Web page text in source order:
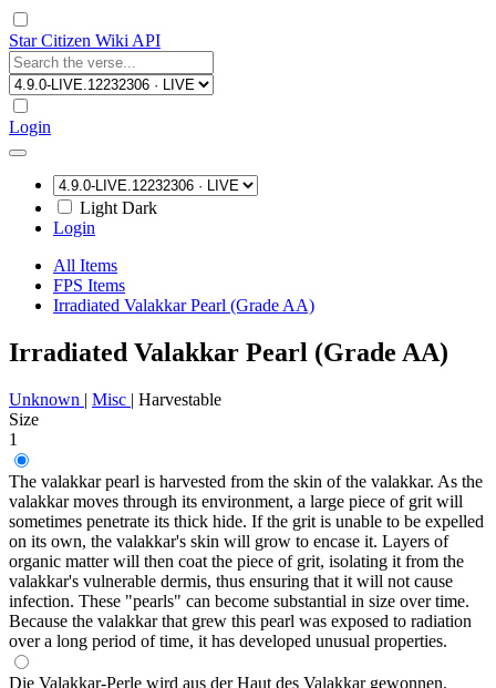
Star Citizen Wiki API
Login
Light Dark
Login
All Items
FPS Items
Irradiated Valakkar Pearl (Grade AA)
Irradiated Valakkar Pearl (Grade AA)
Unknown | Misc | Harvestable
Size
1
The valakkar pearl is harvested from the skin of the valakkar. As the
valakkar moves through its environment, a large piece of grit will
sometimes penetrate its thick hide. If the grit is unable to be expelled
on its own, the valakkar's skin will grow to encase it. Layers of
organic matter will then coat the piece of grit, isolating it from the
valakkar's vulnerable dermis, thus ensuring that it will not cause
infection. These "pearls" can become substantial in size over time.
Because the valakkar that grew this pearl was exposed to radiation
over a long period of time, it has developed unusual properties.
Die Valakkar-Perle wird aus der Haut des Valakkar gewonnen.